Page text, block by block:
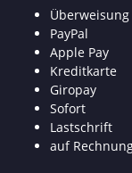
Überweisung
PayPal
Apple Pay
Kreditkarte
Giropay
Sofort
Lastschrift
auf